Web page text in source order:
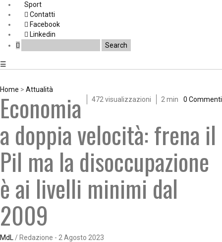
Sport
Contatti
Facebook
Linkedin
☰
Home > Attualità
472 visualizzazioni
2 min 0 Commenti
Economia
a doppia velocità: frena il
Pil ma la disoccupazione
è ai livelli minimi dal
2009
MdL / Redazione - 2 Agosto 2023